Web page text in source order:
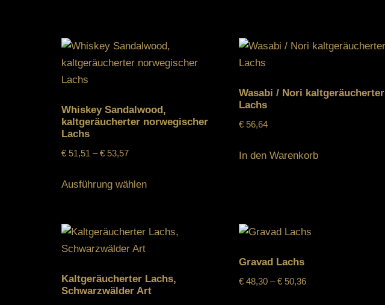
Whiskey Sandalwood,
kaltgeräucherter norwegischer
Lachs
€ 51,51 –€ 53,57
Ausführung wählen
Wasabi / Nori kaltgeräucherter
Lachs
€56,64
In den Warenkorb
Kaltgeräucherter Lachs,
Schwarzwälder Art
Gravad Lachs
€48,30 –€50,36